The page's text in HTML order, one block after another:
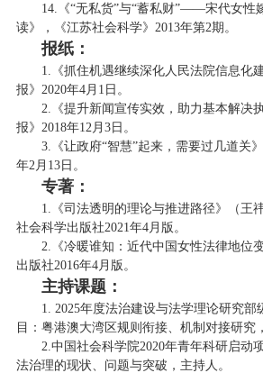
14.《“无私货”与“蓄私财”——宋代女性
读》，《江苏社会科学》2013年第2期。
报纸：
1.《抓住机遇继续深化人民法院信息化
报》2020年4月1日。
2.《提升新闻宣传实效，助力基本解决
报》2018年12月3日。
3.《让政府“智慧”起来，需要过几道关
年2月13日。
专著：
1.《司法透明的理论与推进路径》（王
社会科学出版社2021年4月版。
2.《冷暖谁知：近代中国女性法律地位
出版社2016年4月版。
主持课题：
1. 2025年度法治建设与法学理论研究部
目：粤港澳大湾区规则衔接、机制对接研究
2.中国社会科学院2020年青年科研启动
法治理的现状、问题与突破，主持人。